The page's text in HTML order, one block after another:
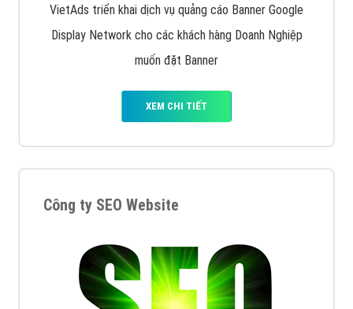
VietAds triển khai dịch vụ quảng cáo Banner Google
Display Network cho các khách hàng Doanh Nghiệp
muốn đặt Banner
XEM CHI TIẾT
Công ty SEO Website